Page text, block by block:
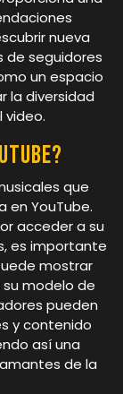
nueva
de seguidores
un espacio
la diversidad
video.
que
YouTube.
acceder a su
es importante
mostrar
modelo de
pueden
y contenido
así una
de la